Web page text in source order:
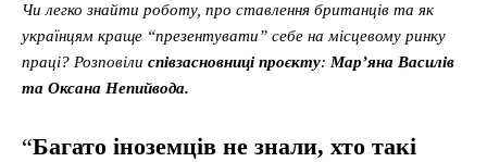
Чи легко знайти роботу, про ставлення британців та як
українцям краще “презентувати” себе на місцевому ринку
праці? Розповіли співзасновниці проєкту: Мар’яна Василів
та Оксана Непийвода.
“Багато іноземців не знали, хто такі